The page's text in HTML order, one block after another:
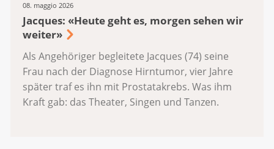
08. maggio 2026
Jacques: «Heute geht es, morgen sehen wir
weiter»
Als Angehöriger begleitete Jacques (74) seine
Frau nach der Diagnose Hirntumor, vier Jahre
später traf es ihn mit Prostatakrebs. Was ihm
Kraft gab: das Theater, Singen und Tanzen.